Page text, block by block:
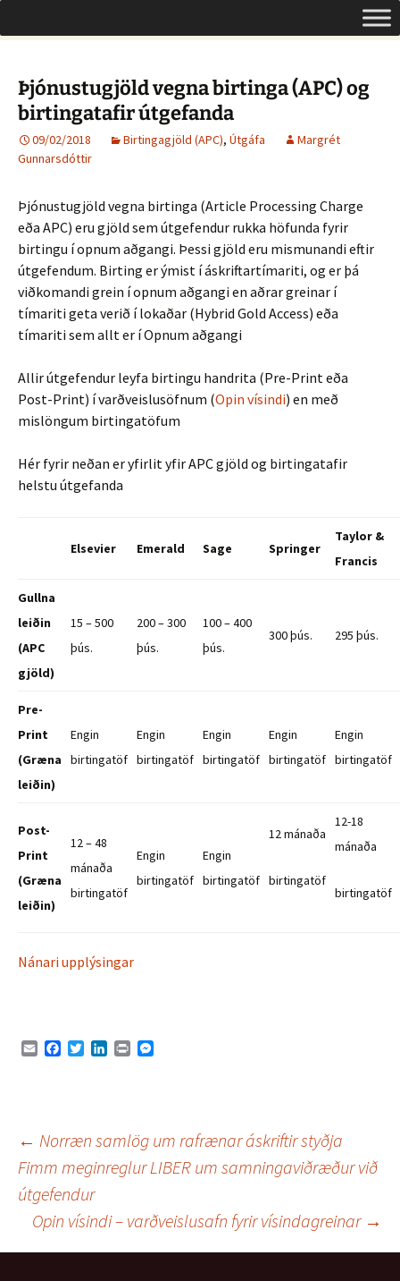
yfir
Leita
að:
Þjónustugjöld vegna birtinga (APC) og
birtingatafir útgefanda
09/02/2018 Birtingagjöld (APC), Útgáfa
Margrét
Gunnarsdóttir
Þjónustugjöld vegna birtinga (Article Processing Charge
eða APC) eru gjöld sem útgefendur rukka höfunda fyrir
birtingu í opnum aðgangi. Þessi gjöld eru mismunandi eftir
útgefendum. Birting er ýmist í áskriftartímariti, og er þá
viðkomandi grein í opnum aðgangi en aðrar greinar í
tímariti geta verið í lokaðar (Hybrid Gold Access) eða
tímariti sem allt er í Opnum aðgangi
Allir útgefendur leyfa birtingu handrita (Pre-Print eða
Post-Print) í varðveislusöfnum (Opin vísindi) en með
mislöngum birtingatöfum
Hér fyrir neðan er yfirlit yfir APC gjöld og birtingatafir
helstu útgefanda
Elsevier Emerald Sage Springer
Taylor &
Francis
Gullna
leiðin
(APC
gjöld)
15 – 500
þús.
200 – 300
þús.
100 – 400
þús.
300 þús. 295 þús.
Pre-
Print
(Græna
leiðin)
Engin
birtingatöf
Engin
birtingatöf
Engin
birtingatöf
Engin
birtingatöf
Engin
birtingatöf
Post-
Print
(Græna
leiðin)
12 – 48
mánaða
birtingatöf
Engin
birtingatöf
Engin
birtingatöf
12 mánaða
birtingatöf
12-18
mánaða
birtingatöf
Nánari upplýsingar
E
o
k
T
r
I
n
P
g
e
r
Leiðarkerfi
færslna
← Norræn samlög um rafrænar áskriftir styðja
Fimm meginreglur LIBER um samningaviðræður við
útgefendur
Opin vísindi – varðveislusafn fyrir vísindagreinar →